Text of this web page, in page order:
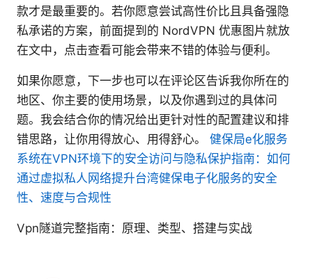
款才是最重要的。若你愿意尝试高性价比且具备强隐
私承诺的方案，前面提到的 NordVPN 优惠图片就放
在文中，点击查看可能会带来不错的体验与便利。
如果你愿意，下一步也可以在评论区告诉我你所在的
地区、你主要的使用场景，以及你遇到过的具体问
题。我会结合你的情况给出更针对性的配置建议和排
错思路，让你用得放心、用得舒心。 健保局e化服务
系统在VPN环境下的安全访问与隐私保护指南：如何
通过虚拟私人网络提升台湾健保电子化服务的安全
性、速度与合规性
Vpn隧道完整指南：原理、类型、搭建与实战